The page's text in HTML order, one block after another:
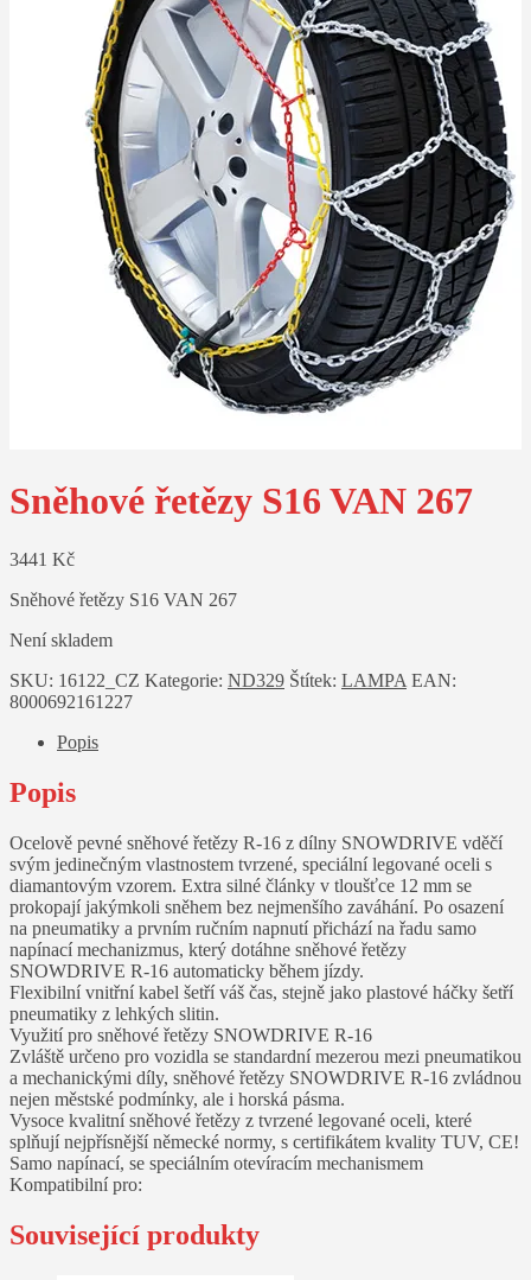
Sněhové řetězy S16 VAN 267
3441 Kč
Sněhové řetězy S16 VAN 267
Není skladem
SKU: 16122_CZ Kategorie: ND329 Štítek: LAMPA EAN:
8000692161227
Popis
Popis
Ocelově pevné sněhové řetězy R-16 z dílny SNOWDRIVE vděčí
svým jedinečným vlastnostem tvrzené, speciální legované oceli s
diamantovým vzorem. Extra silné články v tloušťce 12 mm se
prokopají jakýmkoli sněhem bez nejmenšího zaváhání. Po osazení
na pneumatiky a prvním ručním napnutí přichází na řadu samo
napínací mechanizmus, který dotáhne sněhové řetězy
SNOWDRIVE R-16 automaticky během jízdy.
Flexibilní vnitřní kabel šetří váš čas, stejně jako plastové háčky šetří
pneumatiky z lehkých slitin.
Využití pro sněhové řetězy SNOWDRIVE R-16
Zvláště určeno pro vozidla se standardní mezerou mezi pneumatikou
a mechanickými díly, sněhové řetězy SNOWDRIVE R-16 zvládnou
nejen městské podmínky, ale i horská pásma.
Vysoce kvalitní sněhové řetězy z tvrzené legované oceli, které
splňují nejpřísnější německé normy, s certifikátem kvality TUV, CE!
Samo napínací, se speciálním otevíracím mechanismem
Kompatibilní pro:
Související produkty